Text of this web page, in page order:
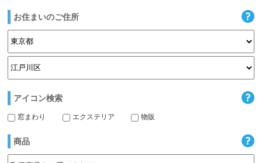
お住まいのご住所
アイコン検索
窓まわり エクステリア 物販
商品